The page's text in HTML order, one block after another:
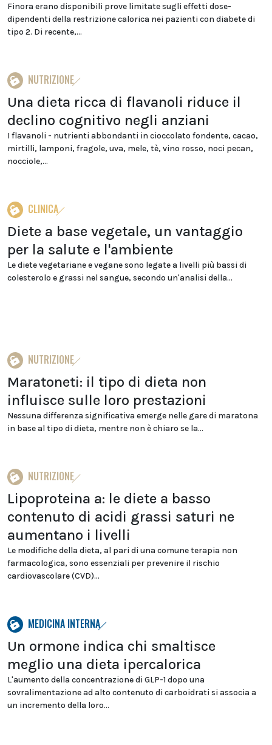
Finora erano disponibili prove limitate sugli effetti dose-
dipendenti della restrizione calorica nei pazienti con diabete di
tipo 2. Di recente,...
NUTRIZIONE
Una dieta ricca di flavanoli riduce il
declino cognitivo negli anziani
I flavanoli - nutrienti abbondanti in cioccolato fondente, cacao,
mirtilli, lamponi, fragole, uva, mele, tè, vino rosso, noci pecan,
nocciole,...
CLINICA
Diete a base vegetale, un vantaggio
per la salute e l'ambiente
Le diete vegetariane e vegane sono legate a livelli più bassi di
colesterolo e grassi nel sangue, secondo un'analisi della...
NUTRIZIONE
Maratoneti: il tipo di dieta non
influisce sulle loro prestazioni
Nessuna differenza significativa emerge nelle gare di maratona
in base al tipo di dieta, mentre non è chiaro se la...
NUTRIZIONE
Lipoproteina a: le diete a basso
contenuto di acidi grassi saturi ne
aumentano i livelli
Le modifiche della dieta, al pari di una comune terapia non
farmacologica, sono essenziali per prevenire il rischio
cardiovascolare (CVD)...
MEDICINA INTERNA
Un ormone indica chi smaltisce
meglio una dieta ipercalorica
L'aumento della concentrazione di GLP-1 dopo una
sovralimentazione ad alto contenuto di carboidrati si associa a
un incremento della loro...